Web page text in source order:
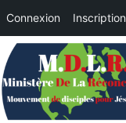
Connexion Inscription
Aller
au
contenu